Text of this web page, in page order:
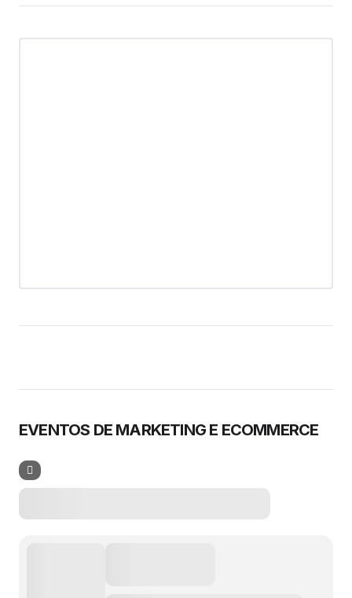
EVENTOS DE MARKETING E ECOMMERCE